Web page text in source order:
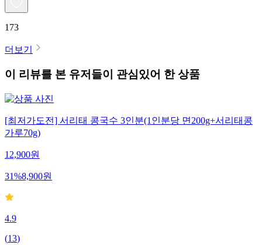
173
더보기
이 리뷰를 본 유저들이 관심있어 한 상품
[최저가도전] 서리태 콩국수 3인분(1인분당 면200g+서리태콩
가루70g)
12,900원
31%8,900원
4.9
(13)